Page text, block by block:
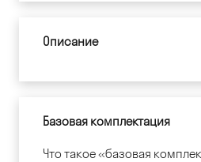
Описание
Базовая комплектация
Что такое «базовая